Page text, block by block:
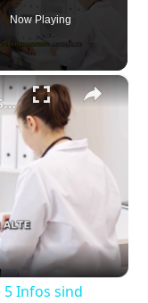
Now Playing
×
Beim Arzt nichts vergessen - Diese 5 Infos sind entscheidend!
5 Infos sind